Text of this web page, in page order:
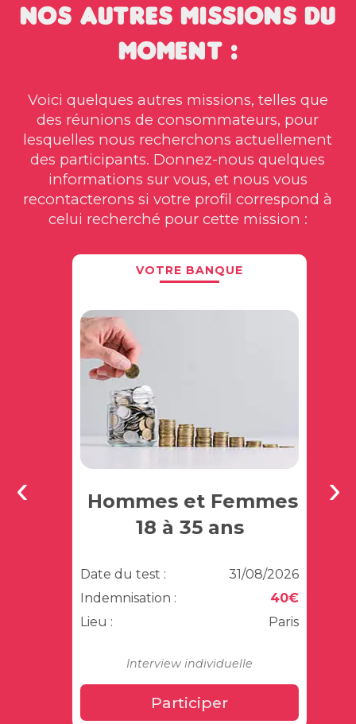
Nos autres missions du
moment :
Voici quelques autres missions, telles que
des réunions de consommateurs, pour
lesquelles nous recherchons actuellement
des participants. Donnez-nous quelques
informations sur vous, et nous vous
recontacterons si votre profil correspond à
celui recherché pour cette mission :
VOTRE BANQUE
Hommes et Femmes
18 à 35 ans
Date du test :
31/08/2026
Indemnisation :
40€
Lieu :
Paris
Interview individuelle
Participer